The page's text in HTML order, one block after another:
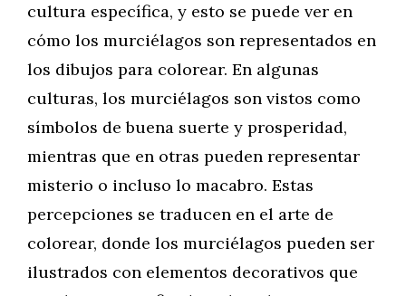
cultura específica, y esto se puede ver en
cómo los murciélagos son representados en
los dibujos para colorear. En algunas
culturas, los murciélagos son vistos como
símbolos de buena suerte y prosperidad,
mientras que en otras pueden representar
misterio o incluso lo macabro. Estas
percepciones se traducen en el arte de
colorear, donde los murciélagos pueden ser
ilustrados con elementos decorativos que